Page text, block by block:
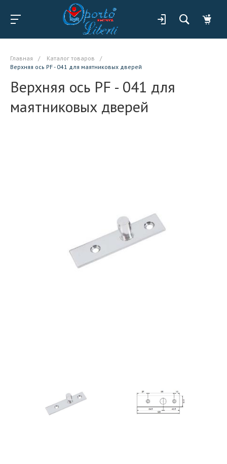
Главная / Каталог товаров
/
Верхняя ось PF - 041 для маятниковых дверей
Верхняя ось PF - 041 для
маятниковых дверей